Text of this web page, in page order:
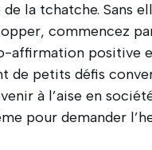
la tchatche. Sans
commencez
affirmation positive
de petits défis
à l’aise en
pour demander